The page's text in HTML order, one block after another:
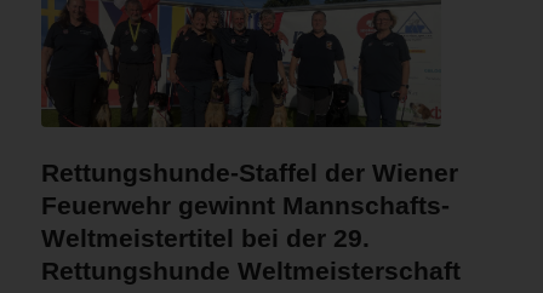
Rettungshunde-Staffel der Wiener
Feuerwehr gewinnt Mannschafts-
Weltmeistertitel bei der 29.
Rettungshunde Weltmeisterschaft